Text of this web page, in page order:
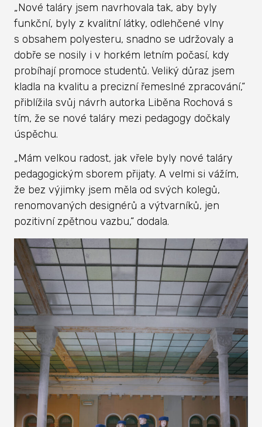
„Nové taláry jsem navrhovala tak, aby byly
funkční, byly z kvalitní látky, odlehčené vlny
s obsahem polyesteru, snadno se udržovaly a
dobře se nosily i v horkém letním počasí, kdy
probíhají promoce studentů. Veliký důraz jsem
kladla na kvalitu a precizní řemeslné zpracování,“
přiblížila svůj návrh autorka Liběna Rochová s
tím, že se nové taláry mezi pedagogy dočkaly
úspěchu.
„Mám velkou radost, jak vřele byly nové taláry
pedagogickým sborem přijaty. A velmi si vážím,
že bez výjimky jsem měla od svých kolegů,
renomovaných designérů a výtvarníků, jen
pozitivní zpětnou vazbu,“ dodala.